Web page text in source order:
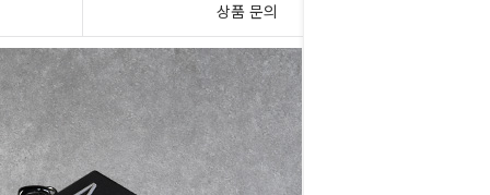
상품 문의